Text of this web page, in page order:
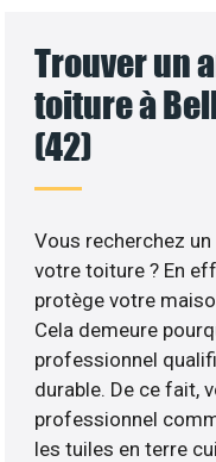
Trouver un
toiture à
(42)
Vous recherchez
votre toiture ? En
protège votre
Cela demeure
professionnel
durable. De ce fait,
professionnel
les tuiles en terre